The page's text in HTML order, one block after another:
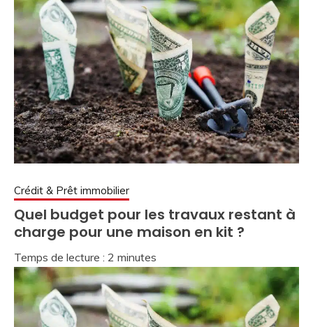
Crédit & Prêt immobilier
Quel budget pour les travaux restant à
charge pour une maison en kit ?
Temps de lecture : 2 minutes